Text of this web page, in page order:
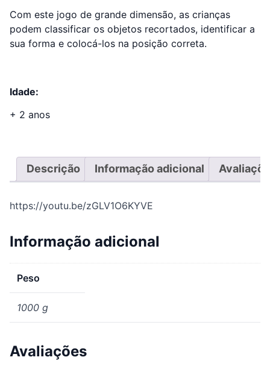
Com este jogo de grande dimensão, as crianças
podem classificar os objetos recortados, identificar a
sua forma e colocá-los na posição correta.
Idade:
+ 2 anos
Descrição Informação adicional
https://youtu.be/zGLV1O6KYVE
Informação adicional
Peso
1000 g
Avaliações